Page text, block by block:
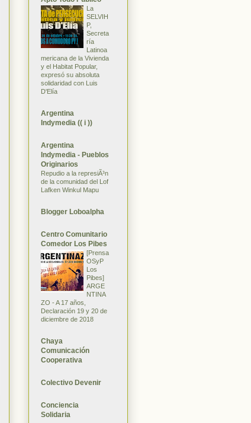
La
SELVIH
P,
Secreta
ría
Latinoa
mericana de la Vivienda
y el Habitat Popular,
expresó su absoluta
solidaridad con Luis
D'Elía
Argentina
Indymedia (( i ))
Argentina
Indymedia - Pueblos
Originarios
Repudio a la represiÃ³n
de la comunidad del Lof
Lafken Winkul Mapu
Blogger Loboalpha
Centro Comunitario
Comedor Los Pibes
[Prensa
OSyP
Los
Pibes]
ARGE
NTINA
ZO - A 17 años,
Declaración 19 y 20 de
diciembre de 2018
Chaya
Comunicación
Cooperativa
Colectivo Devenir
Conciencia
Solidaria